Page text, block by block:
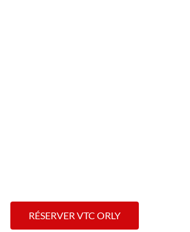
RÉSERVER VTC ORLY